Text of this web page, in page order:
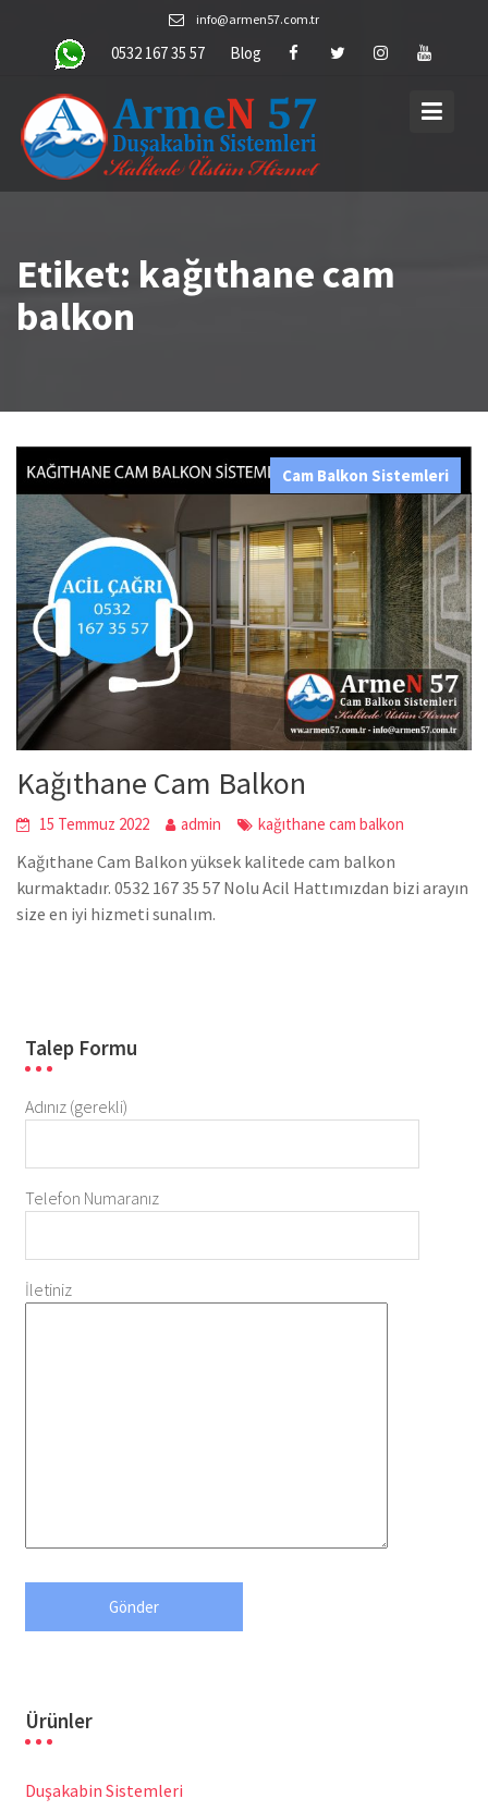
content
info@armen57.com.tr
0532 167 35 57 Blog
Etiket: kağıthane cam
balkon
Cam Balkon Sistemleri
Kağıthane Cam Balkon
15 Temmuz 2022 admin kağıthane cam balkon
Kağıthane Cam Balkon yüksek kalitede cam balkon
kurmaktadır. 0532 167 35 57 Nolu Acil Hattımızdan bizi arayın
size en iyi hizmeti sunalım.
Talep Formu
Adınız (gerekli)
Telefon Numaranız
İletiniz
Ürünler
Duşakabin Sistemleri